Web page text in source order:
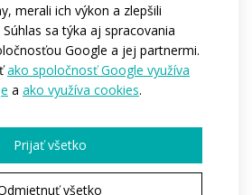
merali ich výkon a zlepšili
sa týka aj spracovania
Google a jej partnermi.
ako spoločnosť Google využíva
a ako využíva cookies.
Prijať všetko
všetko
140 / 146 / 152